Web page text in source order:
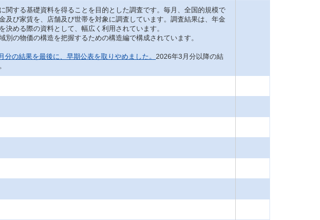
する基礎資料を得ることを目的とした調査です。毎月、全国的規模で
及び家賃を、店舗及び世帯を対象に調査しています。調査結果は、年金
める際の資料として、幅広く利用されています。
の物価の構造を把握するための構造編で構成されています。
の結果を最後に、早期公表を取りやめました。 2026年3月分以降の結